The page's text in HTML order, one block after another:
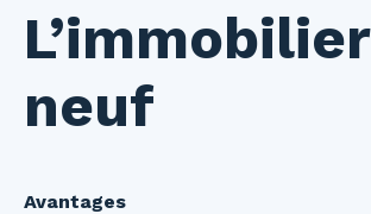
L’immobilier
neuf
Avantages